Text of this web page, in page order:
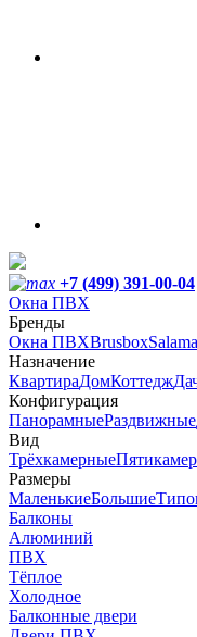
+7 (499) 391-00-04
Окна ПВХ
Бренды
Окна ПВХBrusbox
Назначение
КвартираДомКоттедж
Конфигурация
ПанорамныеРаздвижные
Вид
Трёхкамерные
Размеры
МаленькиеБольшие
Балконы
Алюминий
ПВХ
Тёплое
Холодное
Балконные двери